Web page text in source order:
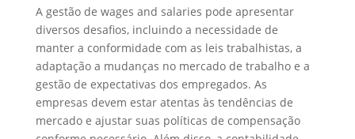
A gestão de wages and salaries pode apresentar
diversos desafios, incluindo a necessidade de
manter a conformidade com as leis trabalhistas, a
adaptação a mudanças no mercado de trabalho e a
gestão de expectativas dos empregados. As
empresas devem estar atentas às tendências de
mercado e ajustar suas políticas de compensação